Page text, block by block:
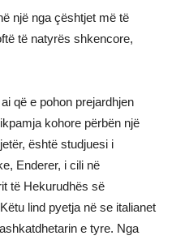
një nga çështjet më të
të natyrës shkencore,
që e pohon prejardhjen
kohore përbën një
është studjuesi i
Enderer, i cili në
të Hekurudhës së
lind pyetja në se italianet
e tyre. Nga